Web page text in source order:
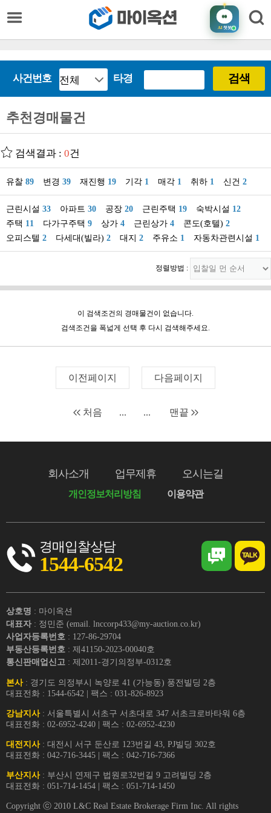
AI챗봇
사건번호 타경 검색
추천경매물건
검색결과 : 0건
유찰 89 변경 39 재진행 19 기각 1 매각 1 취하 1 신건 2
근린시설 33 아파트 30 공장 20 근린주택 19 숙박시설 12
주택 11 다가구주택 9 상가 4 근린상가 4 콘도(호텔) 2
오피스텔 2 다세대(빌라) 2 대지 2 주유소 1 자동차관련시설 1
정렬방법 :
이 검색조건의 경매물건이 없습니다.
검색조건을 폭넓게 선택 후 다시 검색해주세요.
이전페이지 다음페이지
처음 ... ... 맨끝
회사소개 업무제휴 오시는길
개인정보처리방침 이용약관
경매입찰상담
1544-6542
상호명 : 마이옥션
대표자 : 정민준 (email. lnccorp433@my-auction.co.kr)
사업자등록번호 : 127-86-29704
부동산등록번호 : 제41150-2023-00040호
통신판매업신고 : 제2011-경기의정부-0312호
본사: 경기도 의정부시 녹양로 41 (가능동) 풍전빌딩 2층
대표전화 : 1544-6542 | 팩스 : 031-826-8923
강남지사: 서울특별시 서초구 서초대로 347 서초크로바타워 6층
대표전화 : 02-6952-4240 | 팩스 : 02-6952-4230
대전지사: 대전시 서구 둔산로 123번길 43, PJ빌딩 302호
대표전화 : 042-716-3445 | 팩스 : 042-716-7366
부산지사: 부산시 연제구 법원로32번길 9 고려빌딩 2층
대표전화 : 051-714-1454 | 팩스 : 051-714-1450
Copyright ⓒ 2010 L&C Real Estate Brokerage Firm Inc. All rights